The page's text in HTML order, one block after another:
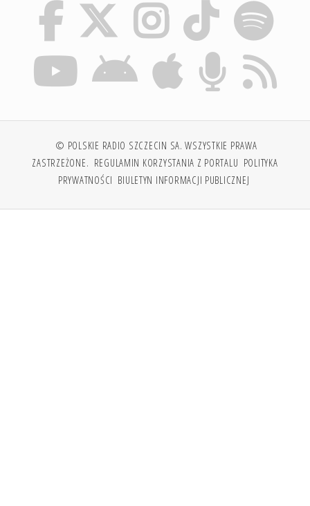
© POLSKIE RADIO SZCZECIN SA. WSZYSTKIE PRAWA
ZASTRZEŻONE. REGULAMIN KORZYSTANIA Z PORTALU POLITYKA
PRYWATNOŚCI BIULETYN INFORMACJI PUBLICZNEJ